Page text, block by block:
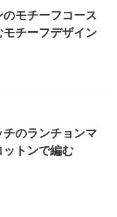
のモチーフコース
チーフデザイン
のランチョンマ
ットンで編む